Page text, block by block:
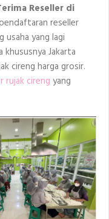
Reseller di
reseller
usaha yang lagi
Jakarta
cireng harga grosir.
rujak cireng yang